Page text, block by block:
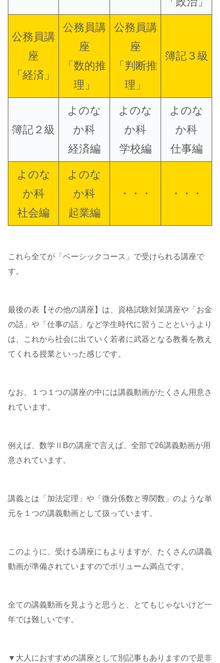
公務員講
座
「経済」
公務員講
座
「数的推
理」
公務員講
座
「判断推
理」
簿記３級
簿記２級
よのな
か科
経済編
よのな
か科
学校編
よのな
か科
仕事編
よのな
か科
社会編
よのな
か科
起業編
・・・ ・・・
これら全てが「ベーシックコース」で受けられる講座で
す。
最後の表【その他の講座】は、資格試験対策講座や「お金
の話」や「仕事の話」など学生時代に習うことというより
は、これから社会に出ていく若者に武器となる教養を教え
てくれる授業といった感じです。
なお、１つ１つの講座の中には講義動画がたくさん用意さ
れています。
例えば、数学ⅡBの講座で言えば、全部で26講義動画が用
意されています。
講義とは「加法定理」や「微分係数と導関数」のような単
元を１つの講義動画として扱っています。
このように、受ける講座にもよりますが、たくさんの講義
動画が準備されていますのでボリューム満点です。
全ての講義動画を見ようと思うと、とてもじゃないけど一
年では難しいです。
▼大人におすすめの講座として別記事もありますので是非